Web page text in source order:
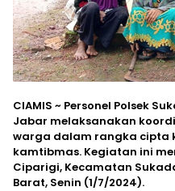
CIAMIS ~ Personel Polsek
Jabar melaksanakan
warga dalam rangka cipta
kamtibmas. Kegiatan ini
Ciparigi, Kecamatan
Barat, Senin (1/7/2024).